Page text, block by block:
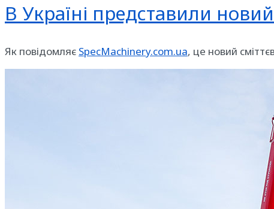
В Україні представили
Як повідомляє SpecMachinery.com.ua, це новий